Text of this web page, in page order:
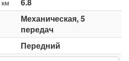
Механическая, 5
передач
Передний